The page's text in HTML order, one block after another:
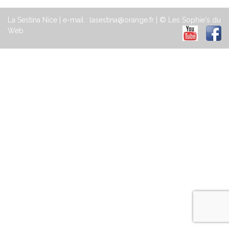
La Sestina Nice | e-mail : lasestina@orange.fr | © Les Sophie's du
Web